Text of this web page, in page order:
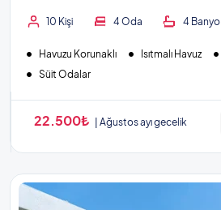
10 Kişi 4 Oda 4 Banyo
Havuzu Korunaklı Isıtmalı Havuz
Süit Odalar
22.500₺ Ağustos ayı gecelik